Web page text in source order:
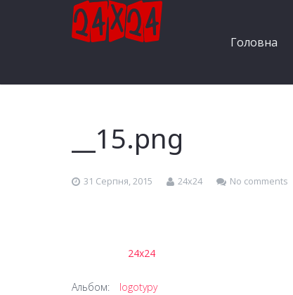
Головна
__15.png
31 Серпня, 2015 24x24 No comments
24x24
Альбом: logotypy